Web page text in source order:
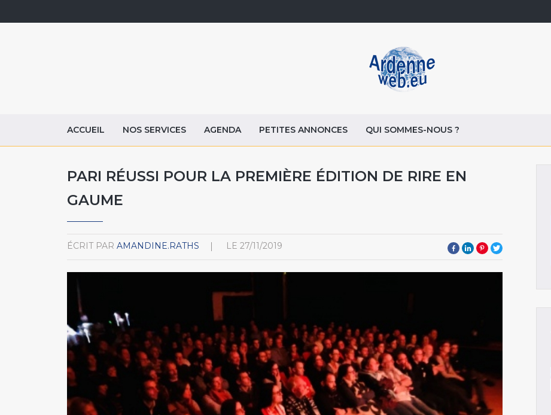
ACCUEIL NOS SERVICES AGENDA PETITES ANNONCES QUI SOMMES-NOUS ?
PARI RÉUSSI POUR LA PREMIÈRE ÉDITION DE RIRE EN
GAUME
ÉCRIT PAR AMANDINE.RATHS LE 27/11/2019